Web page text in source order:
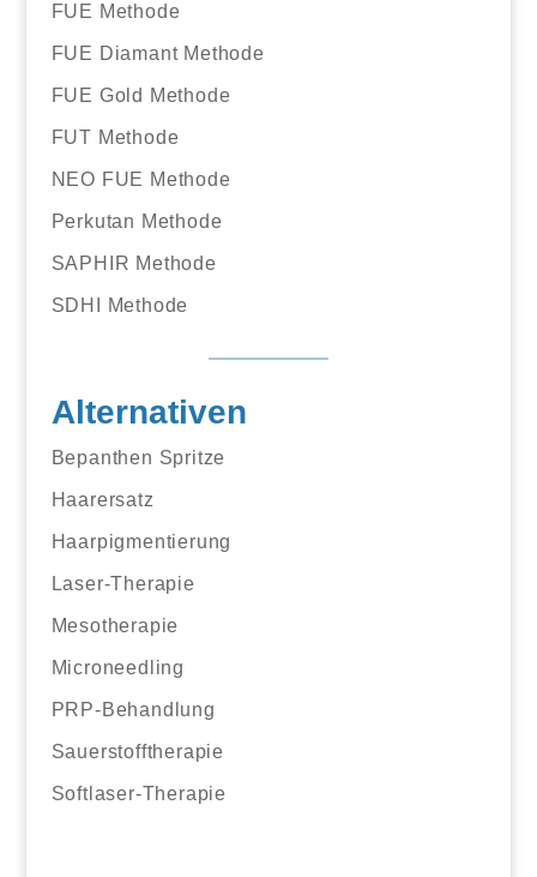
FUE Methode
FUE Diamant Methode
FUE Gold Methode
FUT Methode
NEO FUE Methode
Perkutan Methode
SAPHIR Methode
SDHI Methode
Alternativen
Bepanthen Spritze
Haarersatz
Haarpigmentierung
Laser-Therapie
Mesotherapie
Microneedling
PRP-Behandlung
Sauerstofftherapie
Softlaser-Therapie